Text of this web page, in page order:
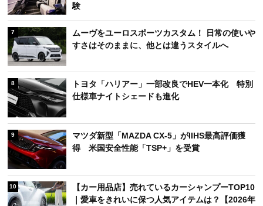
験
7
ムーヴをユーロスポーツカスタム！ 日常の使いや
すさはそのままに、他とは違うスタイルへ
8
トヨタ「ハリアー」一部改良でHEV一本化 特別
仕様車ナイトシェードも進化
9
マツダ新型「MAZDA CX-5」がIIHS最高評価獲
得 米国安全性能「TSP+」を受賞
10
【カー用品店】売れているカーシャンプーTOP10
｜愛車をきれいに保つ人気アイテムは？【2026年